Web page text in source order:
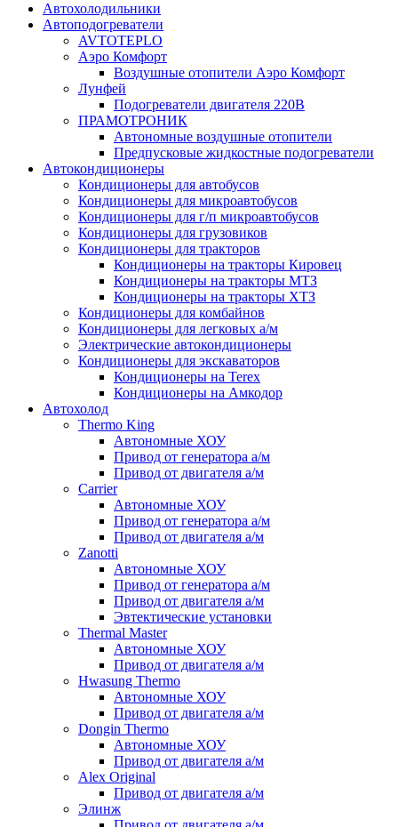
Автохолодильники
Автоподогреватели
AVTOTEPLO
Аэро Комфорт
Воздушные отопители Аэро Комфорт
Лунфей
Подогреватели двигателя 220В
ПРАМОТРОНИК
Автономные воздушные отопители
Предпусковые жидкостные подогреватели
Автокондиционеры
Кондиционеры для автобусов
Кондиционеры для микроавтобусов
Кондиционеры для г/п микроавтобусов
Кондиционеры для грузовиков
Кондиционеры для тракторов
Кондиционеры на тракторы Кировец
Кондиционеры на тракторы МТЗ
Кондиционеры на тракторы ХТЗ
Кондиционеры для комбайнов
Кондиционеры для легковых а/м
Электрические автокондиционеры
Кондиционеры для экскаваторов
Кондиционеры на Terex
Кондиционеры на Амкодор
Автохолод
Thermo King
Автономные ХОУ
Привод от генератора а/м
Привод от двигателя а/м
Carrier
Автономные ХОУ
Привод от генератора а/м
Привод от двигателя а/м
Zanotti
Автономные ХОУ
Привод от генератора а/м
Привод от двигателя а/м
Эвтектические установки
Thermal Master
Автономные ХОУ
Привод от двигателя а/м
Hwasung Thermo
Автономные ХОУ
Привод от двигателя а/м
Dongin Thermo
Автономные ХОУ
Привод от двигателя а/м
Alex Original
Привод от двигателя а/м
Элинж